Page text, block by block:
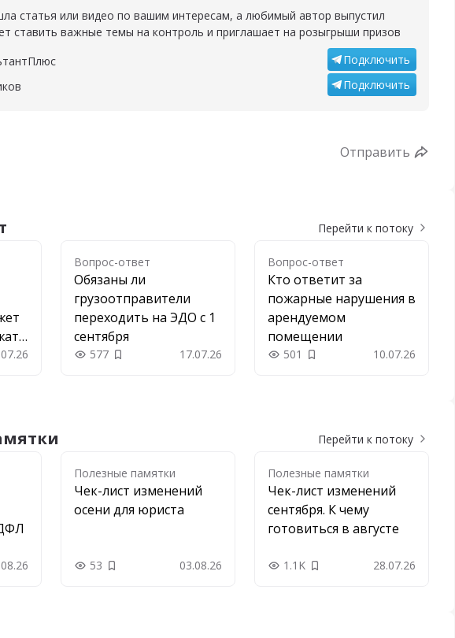
статья или видео по вашим интересам, а любимый автор выпустил
ставить важные темы на контроль и приглашает на розыгрыши призов
Подключить
Подключить
Отправить
Перейти к потоку
Вопрос-ответ
Обязаны ли
грузоотправители
переходить на ЭДО с 1
сентября
577 Добавить в закладки
17.07.26
Вопрос-ответ
Кто ответит за
пожарные нарушения в
арендуемом
помещении
501 Добавить в закладки
10.07.26
Перейти к потоку
Полезные памятки
Чек-лист изменений
осени для юриста
53 Добавить в закладки
03.08.26
Полезные памятки
Чек-лист изменений
сентября. К чему
готовиться в августе
1.1K Добавить в закладки
28.07.26